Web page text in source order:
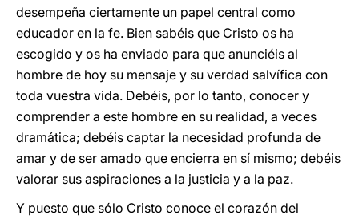
desempeña ciertamente un papel central como
educador en la fe. Bien sabéis que Cristo os ha
escogido y os ha enviado para que anunciéis al
hombre de hoy su mensaje y su verdad salvífica con
toda vuestra vida. Debéis, por lo tanto, conocer y
comprender a este hombre en su realidad, a veces
dramática; debéis captar la necesidad profunda de
amar y de ser amado que encierra en sí mismo; debéis
valorar sus aspiraciones a la justicia y a la paz.
Y puesto que sólo Cristo conoce el corazón del